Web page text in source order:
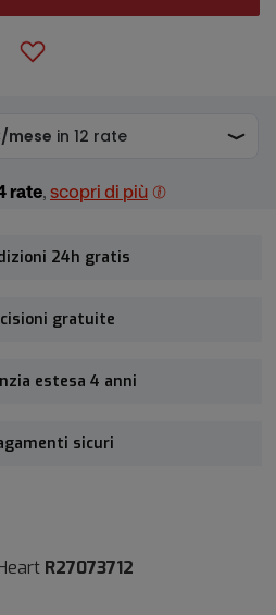
rate, scopri di più
24h gratis
gratuite
estesa 4 anni
sicuri
R27073712